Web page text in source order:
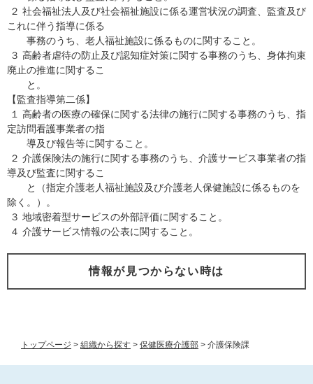
トップページ > 組織から探す > 保健医療介護部 > 介護保険課
２ 社会福祉法人及び社会福祉施設に係る運営状況の調査、監査及び
これに伴う指導に係る
事務のうち、老人福祉施設に係るものに関すること。
３ 高齢者虐待の防止及び認知症対策に関する事務のうち、身体拘束
廃止の推進に関するこ
と。
【監査指導第二係】
１ 高齢者の医療の確保に関する法律の施行に関する事務のうち、指
定訪問看護事業者の指
導及び報告等に関すること。
２ 介護保険法の施行に関する事務のうち、介護サービス事業者の指
導及び監査に関するこ
と（指定介護老人福祉施設及び介護老人保健施設に係るものを
除く。）。
３ 地域密着型サービスの外部評価に関すること。
４ 介護サービス情報の公表に関すること。
情報が見つからない時は